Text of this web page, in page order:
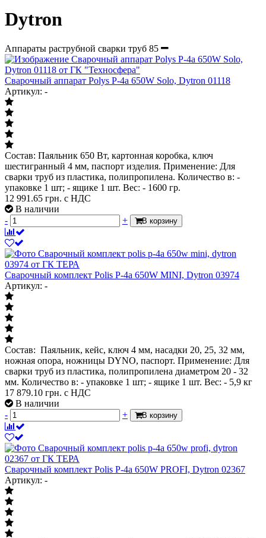
Dytron
Аппараты раструбной сварки труб 85
Сварочный аппарат Polys P-4а 650W Solo, Dytron 01118
Артикул: -
Состав: Паяльник 650 Вт, картонная коробка, ключ
шестигранный 4 мм, паспорт изделия. Применение: Для
сварки труб из пластика, полипропилена. Количество в: -
упаковке 1 шт; - ящике 1 шт. Вес: - 1600 гр.
12 991.65 грн. с НДС
В наличии
-
+ В корзину
Сварочный комплект Polis P-4a 650W MINI, Dytron 03974
Артикул: -
Состав: Паяльник, кейс, ключ 4 мм, насадки 20, 25, 32 мм,
ножная опора, ножницы DYNO, паспорт. Применение: Для
сварки труб из пластика, полипропилена диаметром 20 - 32
мм. Количество в: - упаковке 1 шт; - ящике 1 шт. Вес: - 5,9 кг
17 879.10 грн. с НДС
В наличии
-
+ В корзину
Сварочный комплект Polis P-4a 650W PROFI, Dytron 02367
Артикул: -